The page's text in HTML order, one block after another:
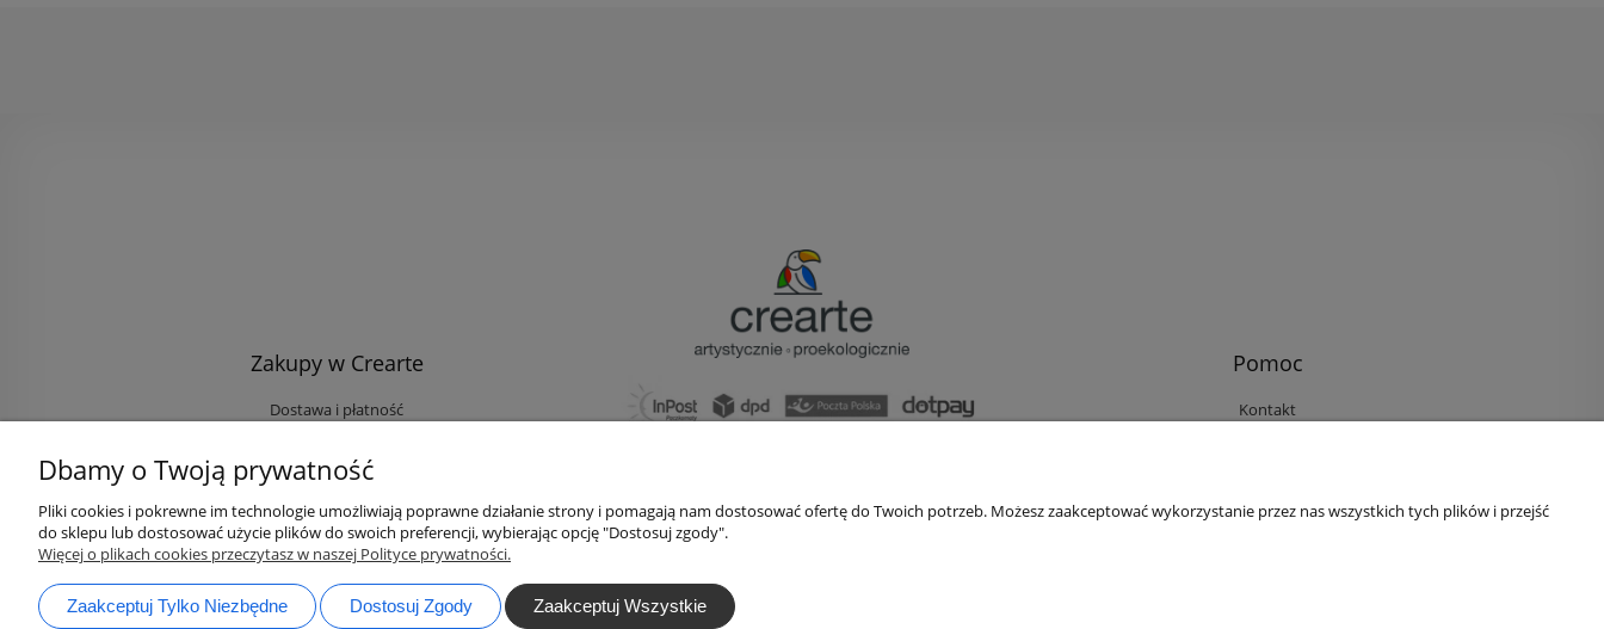
Zakupy w Crearte
Dostawa i płatność
Rabaty i Zniżki
Opinie klientów
Zaloguj się na Twoje konto
Pomoc
Kontakt
Ustawienia plików cookies
tel.:733 012 789
Dbamy o Twoją prywatność
Pliki cookies i pokrewne im technologie umożliwiają poprawne działanie strony i pomagają nam dostosować ofertę do Twoich potrzeb. Możesz zaakceptować wykorzystanie przez nas wszystkich tych plików i przejść
do sklepu lub dostosować użycie plików do swoich preferencji, wybierając opcję "Dostosuj zgody".
Więcej o plikach cookies przeczytasz w naszej Polityce prywatności.
Zaakceptuj Tylko Niezbędne Dostosuj Zgody Zaakceptuj Wszystkie